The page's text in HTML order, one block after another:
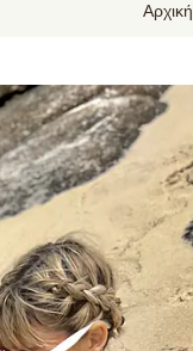
Αρχική